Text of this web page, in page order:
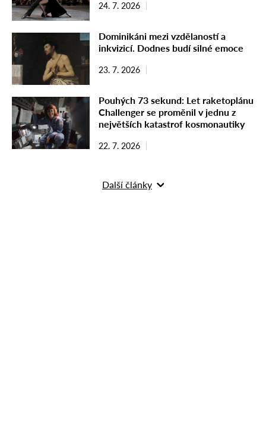
24. 7. 2026
Dominikáni mezi vzdělaností a
inkvizicí. Dodnes budí silné emoce
23. 7. 2026
Pouhých 73 sekund: Let raketoplánu
Challenger se proměnil v jednu z
největších katastrof kosmonautiky
22. 7. 2026
Další články